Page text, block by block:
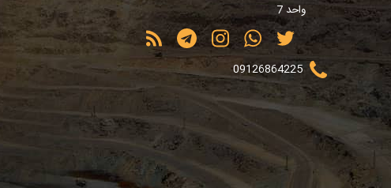
واحد 7
09126864225